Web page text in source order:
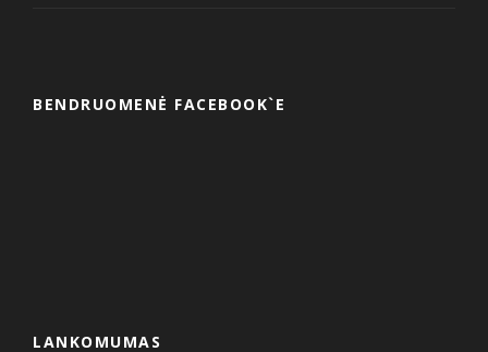
BENDRUOMENĖ FACEBOOK`E
LANKOMUMAS